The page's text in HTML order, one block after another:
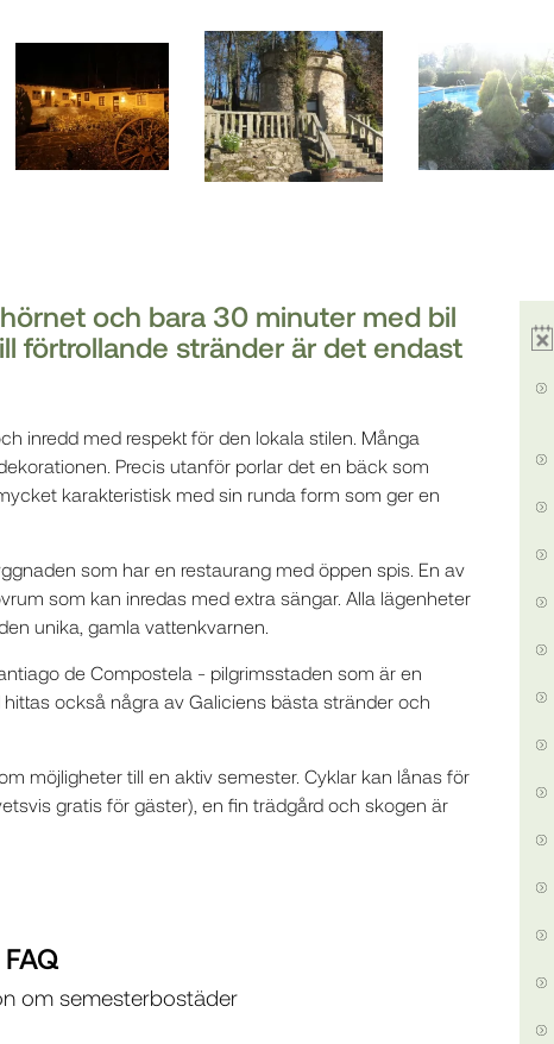
och bara 30 minuter med bil
förtrollande stränder är det endast
inredd med respekt för den lokala stilen. Många
Precis utanför porlar det en bäck som
karakteristisk med sin runda form som ger en
som har en restaurang med öppen spis. En av
som kan inredas med extra sängar. Alla lägenheter
unika, gamla vattenkvarnen.
de Compostela - pilgrimsstaden som är en
också några av Galiciens bästa stränder och
möjligheter till en aktiv semester. Cyklar kan lånas för
gratis för gäster), en fin trädgård och skogen är
FAQ
om semesterbostäder